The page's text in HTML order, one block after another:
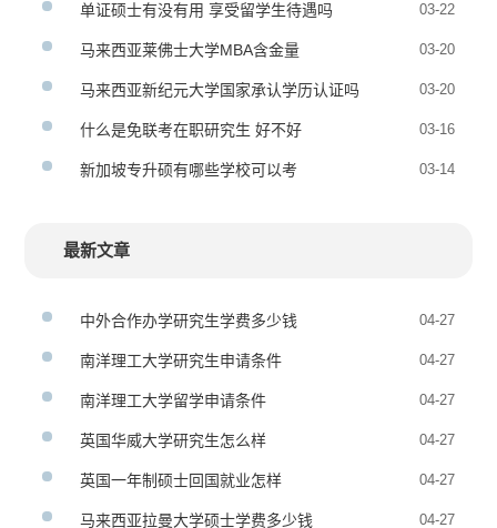
单证硕士有没有用 享受留学生待遇吗 03-22
马来西亚莱佛士大学MBA含金量 03-20
马来西亚新纪元大学国家承认学历认证吗 03-20
什么是免联考在职研究生 好不好 03-16
新加坡专升硕有哪些学校可以考 03-14
最新文章
中外合作办学研究生学费多少钱 04-27
南洋理工大学研究生申请条件 04-27
南洋理工大学留学申请条件 04-27
英国华威大学研究生怎么样 04-27
英国一年制硕士回国就业怎样 04-27
马来西亚拉曼大学硕士学费多少钱 04-27